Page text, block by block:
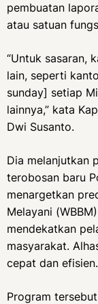
pembuatan
atau satuan
“Untuk sasaran,
lain, seperti
sunday] setiap
lainnya,” kata
Dwi Susanto.
Dia melanjutkan
terobosan baru
menargetkan
Melayani
mendekatkan
masyarakat.
cepat dan efisien.
Program